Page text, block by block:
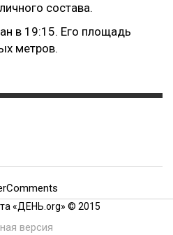
состава.
в 19:15. Его площадь
метров.
«ДЕНЬ.org» © 2015
версия